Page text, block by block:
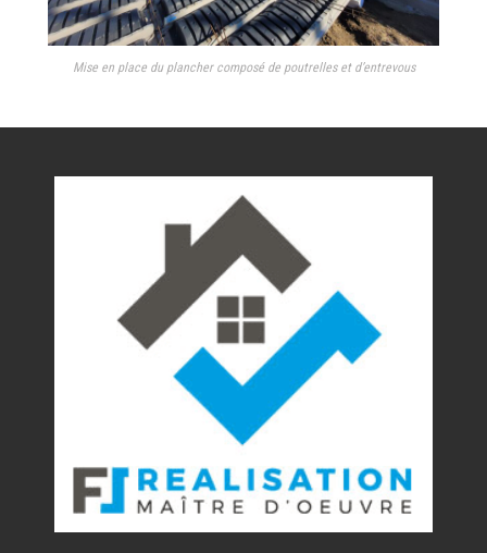
FAQ
Mise en place du plancher composé de poutrelles et d’entrevous